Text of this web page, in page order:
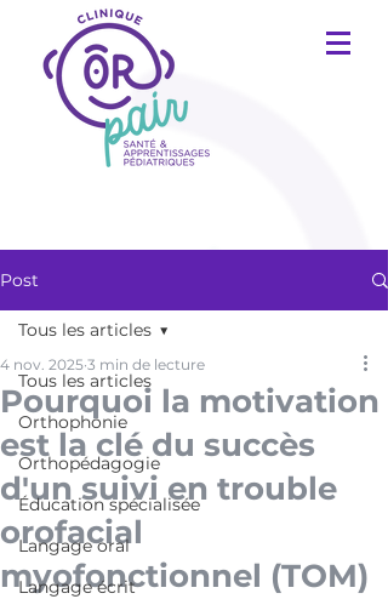
Post
Tous les articles
Orthophonie
Orthopédagogie
Éducation spécialisée
Langage oral
Langage écrit
Tous les articles
Pourquoi la motivation
est la clé du succès
d'un suivi en trouble
orofacial
myofonctionnel (TOM)
4 nov. 2025 3 min de lecture